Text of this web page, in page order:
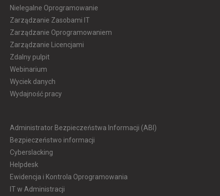
Nielegalne Oprogramowanie
Zarządzanie Zasobami IT
Zarządzanie Oprogramowaniem
Zarządzanie Licencjami
Zdalny pulpit
Webinarium
Wyciek danych
Wydajność pracy
Administrator Bezpieczeństwa Informacji (ABI)
Bezpieczeństwo informacji
Cyberslacking
Helpdesk
Ewidencja i Kontrola Oprogramowania
IT w Administracji